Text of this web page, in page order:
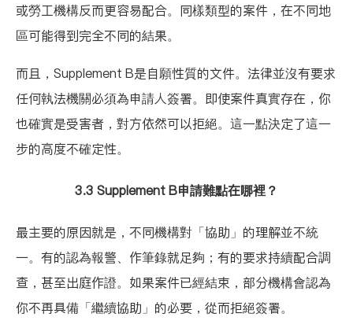
或勞工機構反而更容易配合。同樣類型的案件，在不同地
區可能得到完全不同的結果。
而且，Supplement B是自願性質的文件。法律並沒有要求
任何執法機關必須為申請人簽署。即使案件真實存在，你
也確實是受害者，對方依然可以拒絕。這一點決定了這一
步的高度不確定性。
3.3 Supplement B申請難點在哪裡？
最主要的原因就是，不同機構對「協助」的理解並不統
一。有的認為報警、作筆錄就足夠；有的要求持續配合調
查，甚至出庭作證。如果案件已經結束，部分機構會認為
你不再具備「繼續協助」的必要，從而拒絕簽署。